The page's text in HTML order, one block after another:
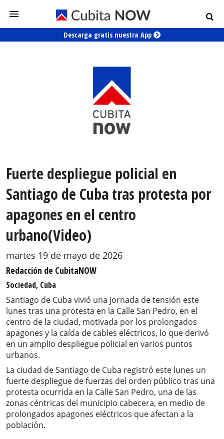
Descarga gratis nuestra App
Fuerte despliegue policial en
Santiago de Cuba tras protesta por
apagones en el centro
urbano(Video)
martes 19 de mayo de 2026
Redacción de CubitaNOW
Sociedad, Cuba
Santiago de Cuba vivió una jornada de tensión este
lunes tras una protesta en la Calle San Pedro, en el
centro de la ciudad, motivada por los prolongados
apagones y la caída de cables eléctricos, lo que derivó
en un amplio despliegue policial en varios puntos
urbanos.
La ciudad de Santiago de Cuba registró este lunes un
fuerte despliegue de fuerzas del orden público tras una
protesta ocurrida en la Calle San Pedro, una de las
zonas céntricas del municipio cabecera, en medio de
prolongados apagones eléctricos que afectan a la
población.